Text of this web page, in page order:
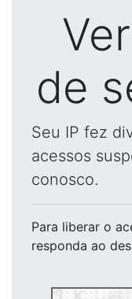
de
Seu IP fez
acessos
conosco.
Para liberar o
responda ao